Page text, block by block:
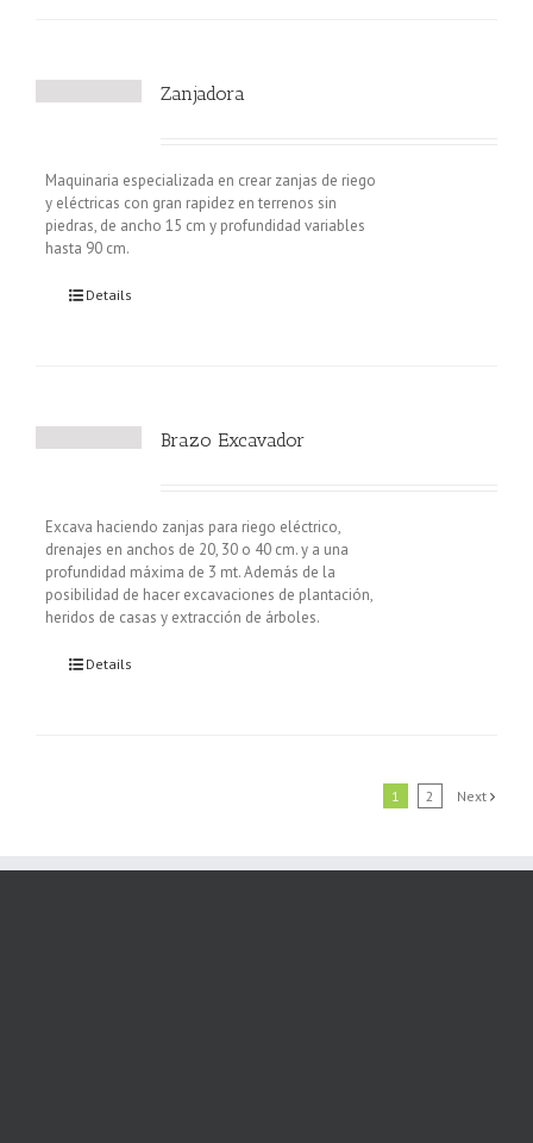
Zanjadora
Maquinaria especializada en crear zanjas de riego
y eléctricas con gran rapidez en terrenos sin
piedras, de ancho 15 cm y profundidad variables
hasta 90 cm.
Details
Brazo Excavador
Excava haciendo zanjas para riego eléctrico,
drenajes en anchos de 20, 30 o 40 cm. y a una
profundidad máxima de 3 mt. Además de la
posibilidad de hacer excavaciones de plantación,
heridos de casas y extracción de árboles.
Details
1 2 Next